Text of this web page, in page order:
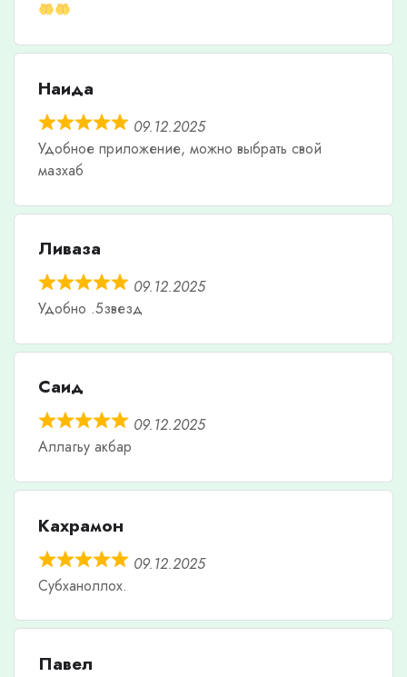
Наида
09.12.2025
Удобное приложение, можно выбрать свой
мазхаб
Ливаза
09.12.2025
Удобно .5звезд
Саид
09.12.2025
Аллагьу акбар
Кахрамон
09.12.2025
Субханоллох.
Павел